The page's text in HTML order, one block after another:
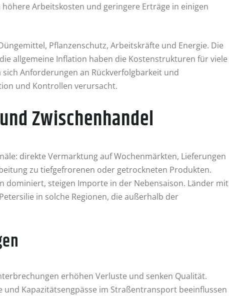
Arbeitskosten und geringere Erträge in einigen
Pflanzenschutz, Arbeitskräfte und Energie. Die
allgemeine Inflation haben die Kostenstrukturen für viele
Anforderungen an Rückverfolgbarkeit und
und Kontrollen verursacht.
Zwischenhandel
direkte Vermarktung auf Wochenmärkten, Lieferungen
zu tiefgefrorenen oder getrockneten Produkten.
dominiert, steigen Importe in der Nebensaison. Länder mit
in solche Regionen, die außerhalb der
erhöhen Verluste und senken Qualität.
Kapazitätsengpässe im Straßentransport beeinflussen